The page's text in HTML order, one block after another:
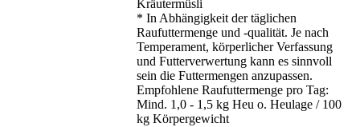
Kräutermüsli
* In Abhängigkeit der täglichen
Raufuttermenge und -qualität. Je nach
Temperament, körperlicher Verfassung
und Futterverwertung kann es sinnvoll
sein die Futtermengen anzupassen.
Empfohlene Raufuttermenge pro Tag:
Mind. 1,0 - 1,5 kg Heu o. Heulage / 100
kg Körpergewicht